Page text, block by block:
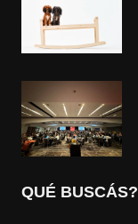
QUÉ BUSCÁS?